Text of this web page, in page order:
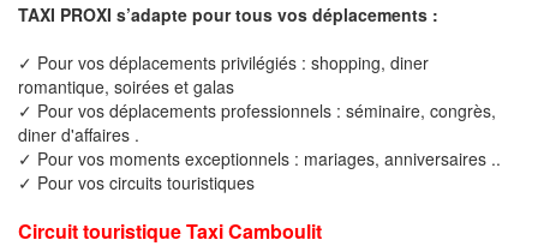
TAXI PROXI s’adapte pour tous vos déplacements :
✓ Pour vos déplacements privilégiés : shopping, diner
romantique, soirées et galas
✓ Pour vos déplacements professionnels : séminaire, congrès,
diner d'affaires .
✓ Pour vos moments exceptionnels : mariages, anniversaires ..
✓ Pour vos circuits touristiques
Circuit touristique Taxi Camboulit